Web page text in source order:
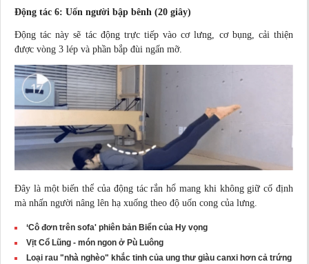
Động tác 6: Uốn người bập bênh (20 giây)
Động tác này sẽ tác động trực tiếp vào cơ lưng, cơ bụng, cải thiện
được vòng 3 lép và phần bắp đùi ngấn mỡ.
Đây là một biến thể của động tác rắn hổ mang khi không giữ cố định
mà nhấn người nâng lên hạ xuống theo độ uốn cong của lưng.
‘Cô đơn trên sofa' phiên bản Biển của Hy vọng
Vịt Cổ Lũng - món ngon ở Pù Luông
Loại rau "nhà nghèo" khắc tinh của ung thư giàu canxi hơn cả trứng